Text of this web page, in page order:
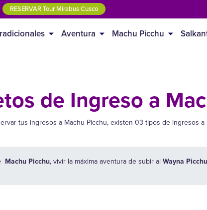
RESERVAR Tour Mirabus Cusco
Aventura Machu Picchu
de Ingreso a
tus ingresos a Machu Picchu, existen 03 tipos de ingresos
Machu Picchu, vivir la máxima aventura de subir al Wayna Picchu